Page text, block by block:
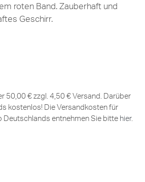
roten Band. Zauberhaft und
Geschirr.
50,00 € zzgl. 4,50 € Versand. Darüber
kostenlos! Die Versandkosten für
Deutschlands entnehmen Sie bitte hier.